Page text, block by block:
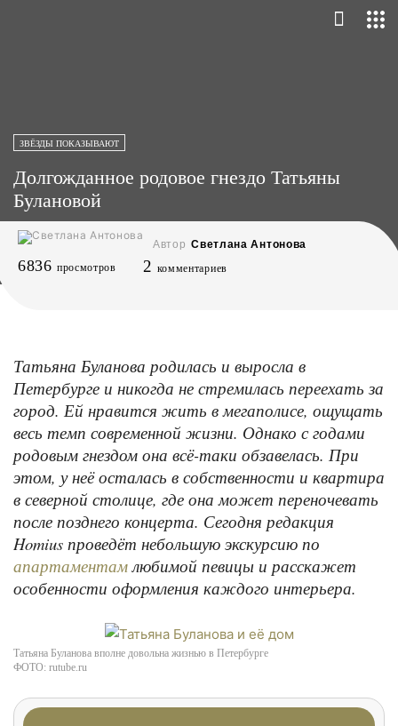
ЗВЁЗДЫ ПОКАЗЫВАЮТ
Долгожданное родовое гнездо Татьяны
Булановой
Автор Светлана Антонова
6836 просмотров 2 комментариев
Татьяна Буланова родилась и выросла в
Петербурге и никогда не стремилась переехать за
город. Ей нравится жить в мегаполисе, ощущать
весь темп современной жизни. Однако с годами
родовым гнездом она всё-таки обзавелась. При
этом, у неё осталась в собственности и квартира
в северной столице, где она может переночевать
после позднего концерта. Сегодня редакция
Homius проведёт небольшую экскурсию по
апартаментамлюбимой певицы и расскажет
особенности оформления каждого интерьера.
Татьяна Буланова вполне довольна жизнью в Петербурге
ФОТО: rutube.ru